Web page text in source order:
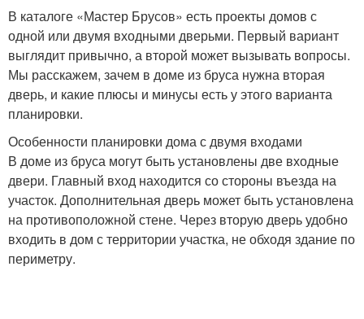
В каталоге «Мастер Брусов» есть проекты домов с
одной или двумя входными дверьми. Первый вариант
выглядит привычно, а второй может вызывать вопросы.
Мы расскажем, зачем в доме из бруса нужна вторая
дверь, и какие плюсы и минусы есть у этого варианта
планировки.
Особенности планировки дома с двумя входами
В доме из бруса могут быть установлены две входные
двери. Главный вход находится со стороны въезда на
участок. Дополнительная дверь может быть установлена
на противоположной стене. Через вторую дверь удобно
входить в дом с территории участка, не обходя здание по
периметру.